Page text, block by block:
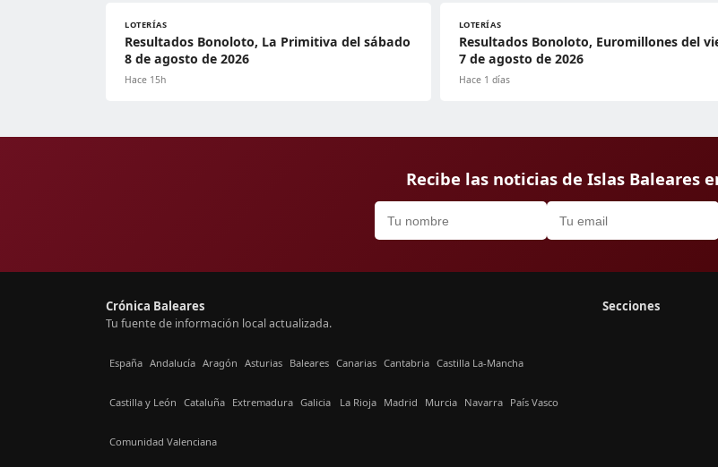
LOTERÍAS
Resultados Bonoloto, La Primitiva del sábado
8 de agosto de 2026
Hace 15h
LOTERÍAS
Resultados Bonoloto, Euromillones del
7 de agosto de 2026
Hace 1 días
Recibe las noticias de Islas Baleares
Crónica Baleares
Tu fuente de información local actualizada.
España Andalucía Aragón Asturias Baleares Canarias Cantabria Castilla La-Mancha
Castilla y León Cataluña Extremadura Galicia La Rioja Madrid Murcia Navarra País Vasco
Comunidad Valenciana
Secciones